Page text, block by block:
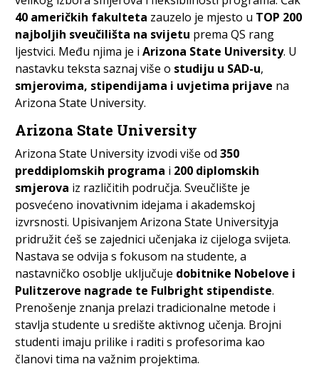
40 američkih fakulteta zauzelo je mjesto u TOP 200
najboljih sveučilišta na svijetu prema QS rang
ljestvici. Među njima je i Arizona State University. U
nastavku teksta saznaj više o studiju u SAD-u,
smjerovima, stipendijama i uvjetima prijave na
Arizona State University.
Arizona State University
Arizona State University izvodi više od 350
preddiplomskih programa i 200 diplomskih
smjerova iz različitih područja. Sveučlište je
posvećeno inovativnim idejama i akademskoj
izvrsnosti. Upisivanjem Arizona State Universityja
pridružit ćeš se zajednici učenjaka iz cijeloga svijeta.
Nastava se odvija s fokusom na studente, a
nastavničko osoblje uključuje dobitnike Nobelove i
Pulitzerove nagrade te Fulbright stipendiste.
Prenošenje znanja prelazi tradicionalne metode i
stavlja studente u središte aktivnog učenja. Brojni
studenti imaju prilike i raditi s profesorima kao
članovi tima na važnim projektima.